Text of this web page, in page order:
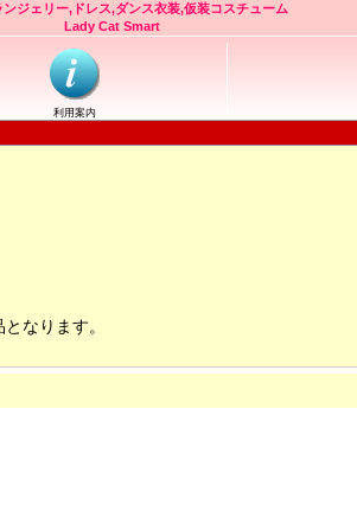
ジェリー,ドレス,ダンス衣装,仮装コスチューム
Lady Cat Smart
利用案内
なります。